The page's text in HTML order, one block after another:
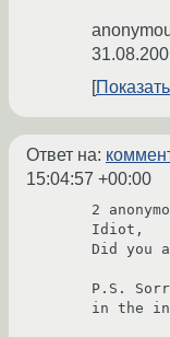
Ответ на:
15:04:57 +00:00
2
Idiot,
Did you
P.S.
in the